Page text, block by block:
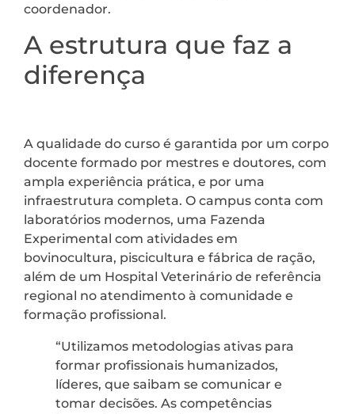
coordenador.
A estrutura que faz a
diferença
A qualidade do curso é garantida por um corpo
docente formado por mestres e doutores, com
ampla experiência prática, e por uma
infraestrutura completa. O campus conta com
laboratórios modernos, uma Fazenda
Experimental com atividades em
bovinocultura, piscicultura e fábrica de ração,
além de um Hospital Veterinário de referência
regional no atendimento à comunidade e
formação profissional.
“Utilizamos metodologias ativas para
formar profissionais humanizados,
líderes, que saibam se comunicar e
tomar decisões. As competências